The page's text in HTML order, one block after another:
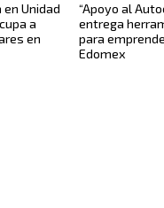
Unidad
a
en
“Apoyo al
entrega
para
Edomex